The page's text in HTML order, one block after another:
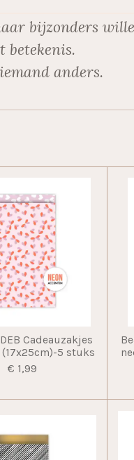
bijzonders
betekenis.
anders.
Cadeauzakjes
5 stuks
€ 1,99